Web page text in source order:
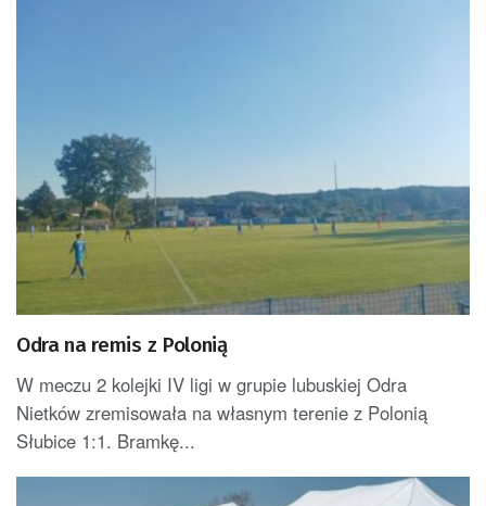
Odra na remis z Polonią
W meczu 2 kolejki IV ligi w grupie lubuskiej Odra
Nietków zremisowała na własnym terenie z Polonią
Słubice 1:1. Bramkę...